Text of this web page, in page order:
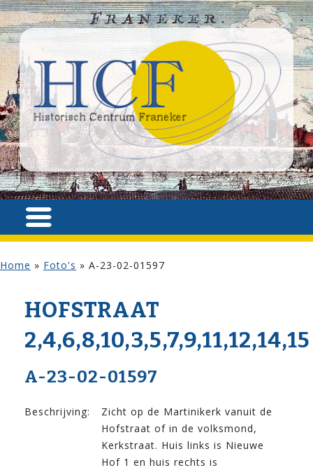
Home » Foto's » A-23-02-01597
HOF­STRAAT
2,4,6,8,10,3,5,7,9,11,12,14,15
A-23-02-01597
Beschrijving:
Zicht op de Martinikerk vanuit de
Hofstraat of in de volksmond,
Kerkstraat. Huis links is Nieuwe
Hof 1 en huis rechts is